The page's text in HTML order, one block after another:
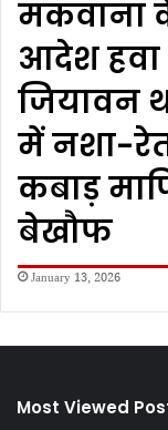
मकवाना
आदेश हवा
जियावन
में नशा-
कबाड़
बेखौफ
January 13, 2026
Most Viewed